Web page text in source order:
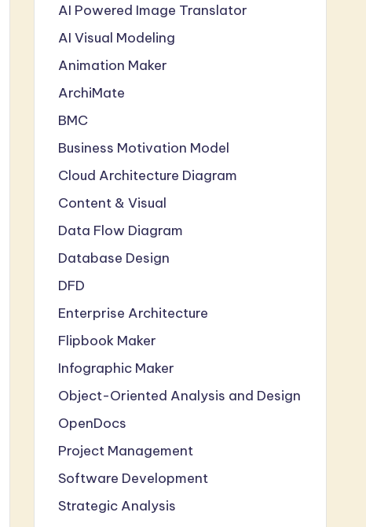
AI Powered Image Translator
AI Visual Modeling
Animation Maker
ArchiMate
BMC
Business Motivation Model
Cloud Architecture Diagram
Content & Visual
Data Flow Diagram
Database Design
DFD
Enterprise Architecture
Flipbook Maker
Infographic Maker
Object-Oriented Analysis and Design
OpenDocs
Project Management
Software Development
Strategic Analysis